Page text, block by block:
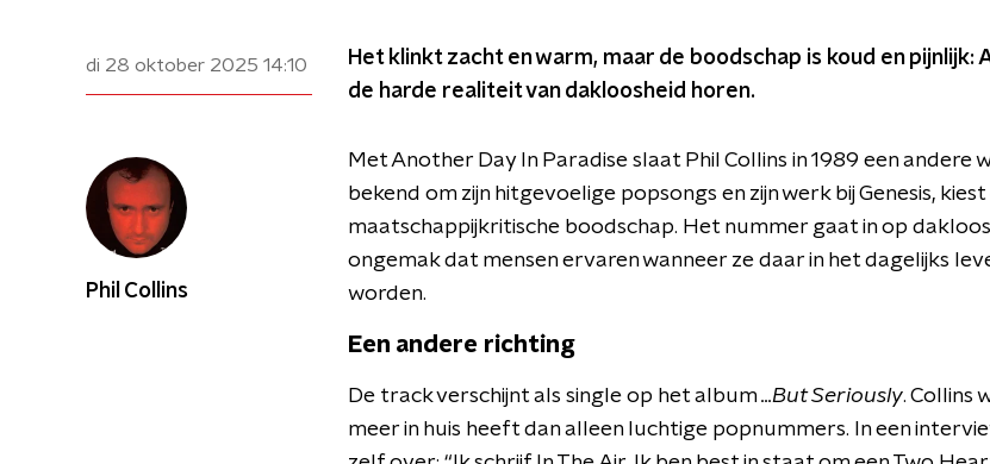
di 28 oktober 2025 14:10
Het klinkt zacht en warm, maar de boodschap is koud en pijnlijk:
de harde realiteit van dakloosheid horen.
MetAnotherDay In Paradise slaat Phil Collins in 1989 een andere
bekend om zijn hitgevoelige popsongs en zijn werk bij Genesis,
maatschappijkritische boodschap. Het nummer gaat in op
ongemak dat mensen ervaren wanneer ze daar in het dagelijks
worden.
Een andere richting
De track verschijnt als single op het album...ButSeriously. Collins
meer in huis heeft dan alleen luchtige popnummers. In een
Phil Collins